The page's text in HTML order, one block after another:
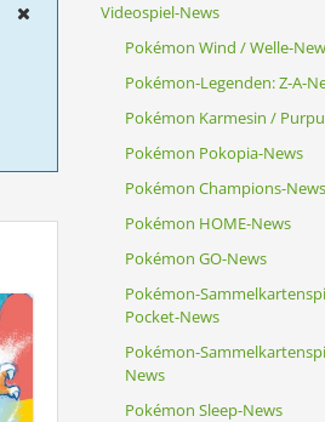
Videospiel-News
Pokémon Wind / Welle-
Pokémon-Legenden: Z-A-
Pokémon Karmesin /
Pokémon Pokopia-News
Pokémon Champions-News
Pokémon HOME-News
Pokémon GO-News
Pokémon-
Pocket-News
Pokémon-
News
Pokémon Sleep-News